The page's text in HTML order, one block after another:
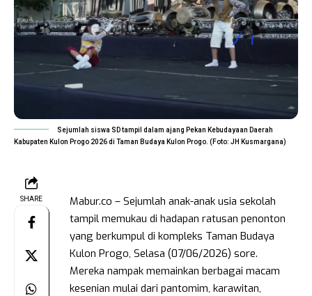
Sejumlah siswa SD tampil dalam ajang Pekan Kebudayaan Daerah
Kabupaten Kulon Progo 2026 di Taman Budaya Kulon Progo. (Foto: JH Kusmargana)
SHARE
Mabur.co – Sejumlah anak-anak usia sekolah
tampil memukau di hadapan ratusan penonton
yang berkumpul di kompleks Taman Budaya
Kulon Progo, Selasa (07/06/2026) sore.
Mereka nampak memainkan berbagai macam
kesenian mulai dari pantomim, karawitan,